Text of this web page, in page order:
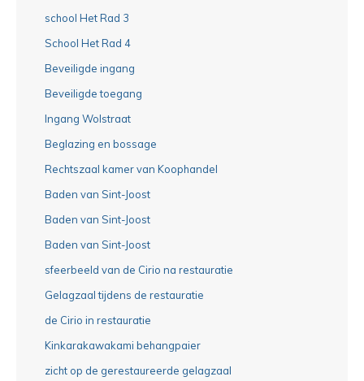
school Het Rad 3
School Het Rad 4
Beveiligde ingang
Beveiligde toegang
Ingang Wolstraat
Beglazing en bossage
Rechtszaal kamer van Koophandel
Baden van Sint-Joost
Baden van Sint-Joost
Baden van Sint-Joost
sfeerbeeld van de Cirio na restauratie
Gelagzaal tijdens de restauratie
de Cirio in restauratie
Kinkarakawakami behangpaier
zicht op de gerestaureerde gelagzaal